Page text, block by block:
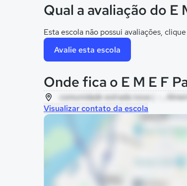
Qual a avaliação do E
Esta escola não possui avaliações,
Avalie esta escola
Onde fica o E M E F
comunidade estrada nova i, - ,
Visualizar contato da escola